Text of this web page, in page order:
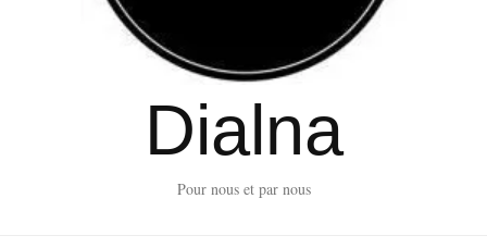
Dialna
Pour nous et par nous